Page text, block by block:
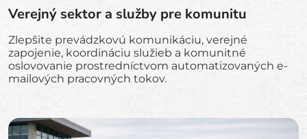
Verejný sektor a služby pre komunitu
Zlepšite prevádzkovú komunikáciu, verejné
zapojenie, koordináciu služieb a komunitné
oslovovanie prostredníctvom automatizovaných e-
mailových pracovných tokov.